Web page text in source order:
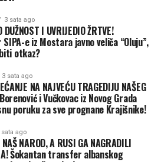
kako ćemo dalje. Šta raditi i
šta drugo reći.” Švraka i njegove
imaju 500 dunuma pod
problem je isti. O tome naš
skupa, nikad skuplja. Nafta,
Sve je skupo i ako ne
nas je snašla suša i na kraju
ništa neće ostati. Ima njiva na
klip kukuruza za branje. To je
3 sata ago
DUŽNOST I UVRIJEDIO ŽRTVE!
e iz Mostara javno veliča “Oluju”,
otkaz?
3 sata ago
NA NAJVEĆU TRAGEDIJU NAŠEG
i Vučkovac iz Novog Grada
poruku za sve prognane Krajišnike!
sata ago
NAROD, A RUSI GA NAGRADILI
Šokantan transfer albanskog